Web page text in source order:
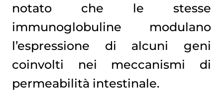
notato che le stesse
immunoglobuline modulano
l’espressione di alcuni geni
coinvolti nei meccanismi di
permeabilità intestinale.